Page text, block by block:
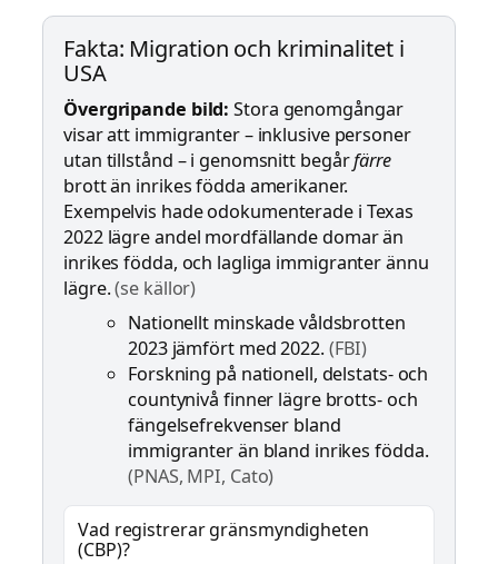
Fakta: Migration och kriminalitet i
USA
Övergripande bild: Stora genomgångar
visar att immigranter – inklusive personer
utan tillstånd – i genomsnitt begårfärre
brott än inrikes födda amerikaner.
Exempelvis hade odokumenterade i Texas
2022 lägre andel mordfällande domar än
inrikes födda, och lagliga immigranter ännu
lägre.(se källor)
Nationellt minskade våldsbrotten
2023 jämfört med 2022.(FBI)
Forskning på nationell, delstats- och
countynivå finner lägre brotts- och
fängelsefrekvenser bland
immigranter än bland inrikes födda.
(PNAS, MPI, Cato)
Vad registrerar gränsmyndigheten
(CBP)?